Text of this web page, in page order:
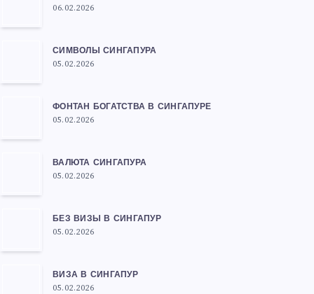
06.02.2026
СИМВОЛЫ СИНГАПУРА
05.02.2026
ФОНТАН БОГАТСТВА В СИНГАПУРЕ
05.02.2026
ВАЛЮТА СИНГАПУРА
05.02.2026
БЕЗ ВИЗЫ В СИНГАПУР
05.02.2026
ВИЗА В СИНГАПУР
05.02.2026